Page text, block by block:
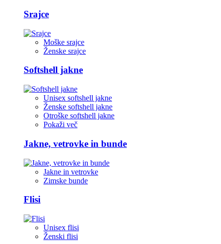
Srajce
Moške srajce
Ženske srajce
Softshell jakne
Unisex softshell jakne
Ženske softshell jakne
Otroške softshell jakne
Pokaži več
Jakne, vetrovke in bunde
Jakne in vetrovke
Zimske bunde
Flisi
Unisex flisi
Ženski flisi